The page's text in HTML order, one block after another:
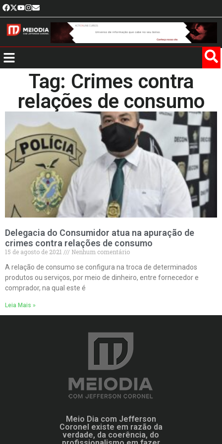
Tag: Crimes contra
relações de consumo
Delegacia do Consumidor atua na apuração de
crimes contra relações de consumo
15 de agosto de 2021
Nenhum comentário
A relação de consumo se configura na troca de determinados
produtos ou serviços, por meio de dinheiro, entre fornecedor e
comprador, na qual este é
Leia Mais »
Meio Dia com Jefferson
Coronel existe em razão da
verdade, da coerência, do